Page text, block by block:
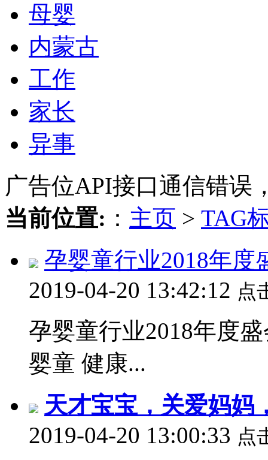
母婴
内蒙古
工作
家长
异事
广告位API接口通信错误
当前位置: ： 主页 > TAG
孕婴童行业2018年度
2019-04-20 13:42:12 点
孕婴童行业2018年度
婴童 健康...
天才宝宝，关爱妈妈
2019-04-20 13:00:33 点